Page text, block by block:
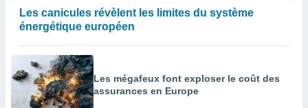
Les canicules révèlent les limites du système
énergétique européen
Les mégafeux font exploser le coût des
assurances en Europe